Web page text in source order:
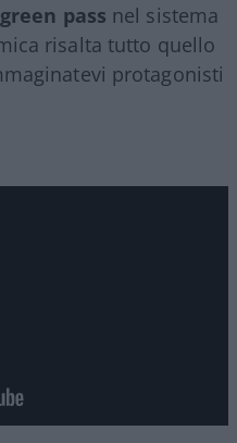
green pass nel sistema
risalta tutto quello
protagonisti